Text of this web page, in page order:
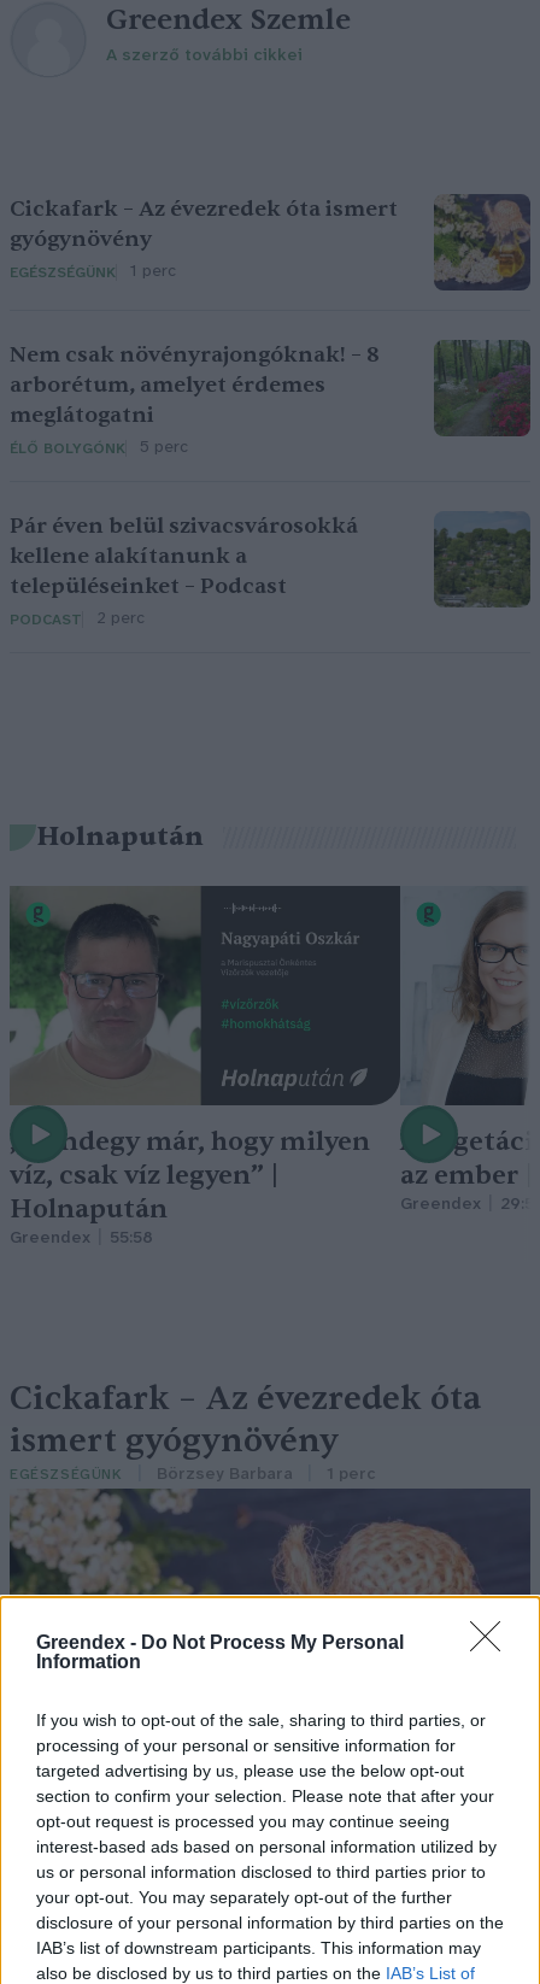
Greendex - Do Not Process My Personal
Information
If you wish to opt-out of the sale, sharing to third parties, or
processing of your personal or sensitive information for
targeted advertising by us, please use the below opt-out
section to confirm your selection. Please note that after your
opt-out request is processed you may continue seeing
interest-based ads based on personal information utilized by
us or personal information disclosed to third parties prior to
your opt-out. You may separately opt-out of the further
disclosure of your personal information by third parties on the
IAB’s list of downstream participants. This information may
also be disclosed by us to third parties on the IAB’s List of
Greendex Szemle
A szerző további cikkei
Cickafark – Az évezredek óta ismert
gyógynövény
EGÉSZSÉGÜNK 1 perc
Nem csak növényrajongóknak! – 8
arborétum, amelyet érdemes
meglátogatni
ÉLŐ BOLYGÓNK 5 perc
Pár éven belül szivacsvárosokká
kellene alakítanunk a
településeinket – Podcast
PODCAST 2 perc
Holnapután
„Mindegy már, hogy milyen
víz, csak víz legyen” |
Holnapután
Greendex 55:58
A
az ember
Greendex
Cickafark – Az évezredek óta
ismert gyógynövény
EGÉSZSÉGÜNK Börzsey Barbara 1 perc